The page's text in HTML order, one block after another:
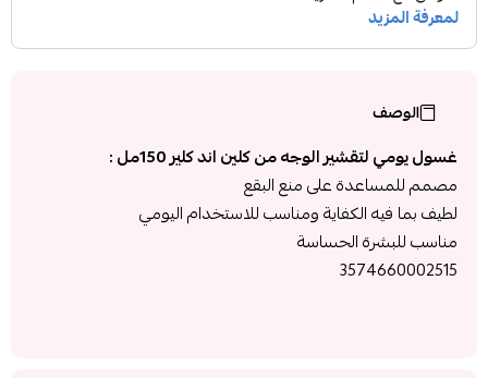
الوصف
غسول يومي لتقشير الوجه من كلين اند كلير 150مل :
مصمم للمساعدة على منع البقع
لطيف بما فيه الكفاية ومناسب للاستخدام اليومي
مناسب للبشرة الحساسة
3574660002515